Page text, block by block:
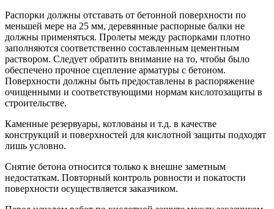
Распорки должны отставать от бетонной поверхности по
меньшей мере на 25 мм, деревянные распорные балки не
должны применяться. Пролеты между распорками плотно
заполняются соответственно составленным цементным
раствором. Следует обратить внимание на то, чтобы было
обеспечено прочное сцепление арматуры с бетоном.
Поверхности должны быть предоставлены в распоряжение
очищенными и соответствующими нормам кислотозащиты в
строительстве.
Каменные резервуары, котлованы и т.д. в качестве
конструкций и поверхностей для кислотной защиты подходят
лишь условно.
Снятие бетона относится только к внешне заметным
недостаткам. Повторный контроль ровности и покатости
поверхности осуществляется заказчиком.